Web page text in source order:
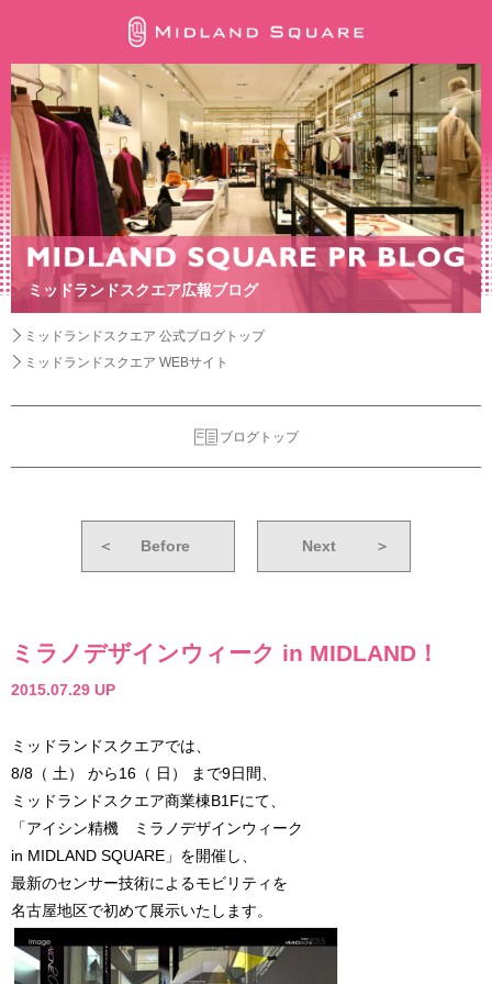
ミッドランドスクエア広報ブログ
ミッドランドスクエア 公式ブログトップ
ミッドランドスクエア WEBサイト
ブログトップ
＜ Before Next ＞
ミラノデザインウィーク in MIDLAND！
2015.07.29 UP
ミッドランドスクエアでは、
8/8（ 土） から16（ 日） まで9日間、
ミッドランドスクエア商業棟B1Fにて、
「アイシン精機 ミラノデザインウィーク
in MIDLAND SQUARE」を開催し、
最新のセンサー技術によるモビリティを
名古屋地区で初めて展示いたします。